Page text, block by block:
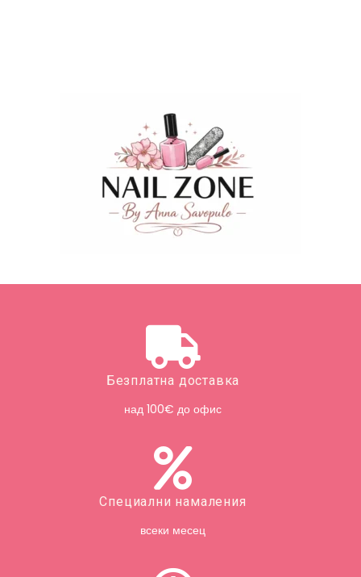
Безплатна доставка
над 100€ до офис
Специални намаления
всеки месец